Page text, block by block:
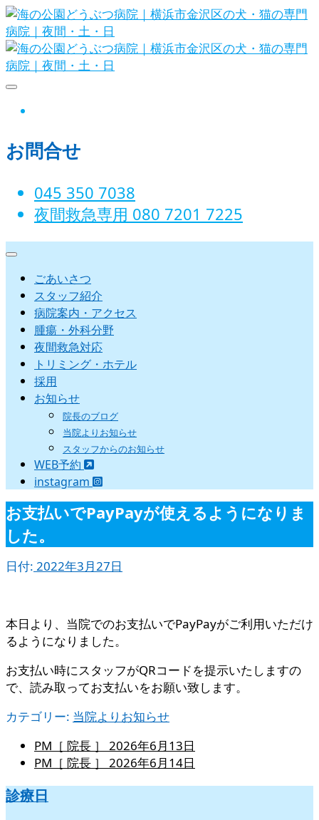
Skip
to
content
日
お問合せ
045 350 7038‬
夜間救急専用 080 7201 7225‬
ごあいさつ
スタッフ紹介
病院案内・アクセス
腫瘍・外科分野
夜間救急対応
トリミング・ホテル
採用
お知らせ
院長のブログ
当院よりお知らせ
スタッフからのお知らせ
WEB予約
instagram
お支払いでPayPayが使えるようになりま
した。
日付: 2022年3月27日
本日より、当院でのお支払いでPayPayがご利用いただけ
るようになりました。
お支払い時にスタッフがQRコードを提示いたしますの
で、読み取ってお支払いをお願い致します。
カテゴリー: 当院よりお知らせ
PM［ 院長 ］ 2026年6月13日
PM［ 院長 ］ 2026年6月14日
診療日